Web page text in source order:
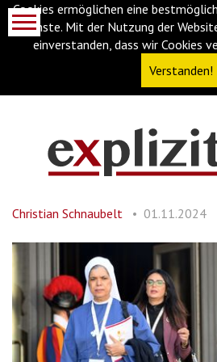
Cookies ermöglichen eine
Dienste. Mit der Nutzung der
einverstanden, dass wir Cookies
Verstanden!
(Accesskey
Navigation
(Accesskey
'3')Zur
Suche
springen
(Accesskey
Christian Schnaubelt 01.11.2024